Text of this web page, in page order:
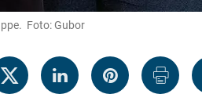
Foto: Gubor